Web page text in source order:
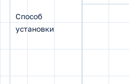
Способ
установки